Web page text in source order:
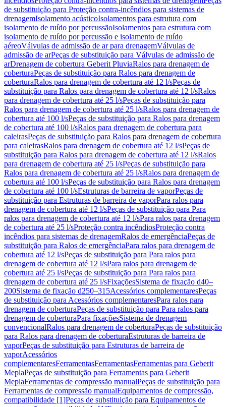
de substituição para Proteção contra-incêndios para sistemas de
drenagemIsolamento acústicoIsolamentos para estrutura com
isolamento de ruído por percussãoIsolamentos para estrutura com
isolamento de ruído por percussão e isolamento de ruído
aéreoVálvulas de admissão de ar para drenagemVálvulas de
admissão de arPeças de substituição para Válvulas de admissão de
arDrenagem de cobertura Geberit PluviaRalos para drenagem de
coberturaPeças de substituição para Ralos para drenagem de
coberturaRalos para drenagem de cobertura até 12 l/sPeças de
substituição para Ralos para drenagem de cobertura até 12 l/sRalos
para drenagem de cobertura até 25 l/sPeças de substituição para
Ralos para drenagem de cobertura até 25 l/sRalos para drenagem de
cobertura até 100 l/sPeças de substituição para Ralos para drenagem
de cobertura até 100 l/sRalos para drenagem de cobertura para
caleirasPeças de substituição para Ralos para drenagem de cobertura
para caleirasRalos para drenagem de cobertura até 12 l/sPeças de
substituição para Ralos para drenagem de cobertura até 12 l/sRalos
para drenagem de cobertura até 25 l/sPeças de substituição para
Ralos para drenagem de cobertura até 25 l/sRalos para drenagem de
cobertura até 100 l/sPeças de substituição para Ralos para drenagem
de cobertura até 100 l/sEstruturas de barreira de vaporPeças de
substituição para Estruturas de barreira de vaporPara ralos para
drenagem de cobertura até 12 l/sPeças de substituição para Para
ralos para drenagem de cobertura até 12 l/sPara ralos para drenagem
de cobertura até 25 l/sProteção contra incêndiosProteção contra
incêndios para sistemas de drenagemRalos de emergênciaPeças de
substituição para Ralos de emergênciaPara ralos para drenagem de
cobertura até 12 l/sPeças de substituição para Para ralos para
drenagem de cobertura até 12 l/sPara ralos para drenagem de
cobertura até 25 l/sPeças de substituição para Para ralos para
drenagem de cobertura até 25 l/sFixaçõesSistema de fixação d40–
200Sistema de fixação d250–315Acessórios complementaresPeças
de substituição para Acessórios complementaresPara ralos para
drenagem de coberturaPeças de substituição para Para ralos para
drenagem de coberturaPara fixaçõesSistema de drenagem
convencionalRalos para drenagem de coberturaPeças de substituição
para Ralos para drenagem de coberturaEstruturas de barreira de
vaporPeças de substituição para Estruturas de barreira de
vaporAcessórios
complementaresFerramentasFerramentasFerramentas para Geberit
MeplaPeças de substituição para Ferramentas para Geberit
MeplaFerramentas de compressão manualPeças de substituição para
Ferramentas de compressão manualEquipamentos de compressão,
compatibilidade [1]Peças de substituição para Equipamentos de